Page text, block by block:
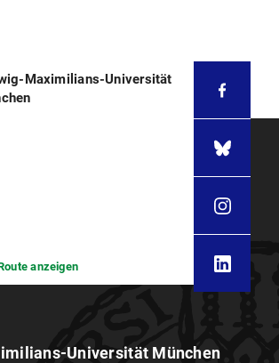
Maximilians-Universität
anzeigen
Universität München